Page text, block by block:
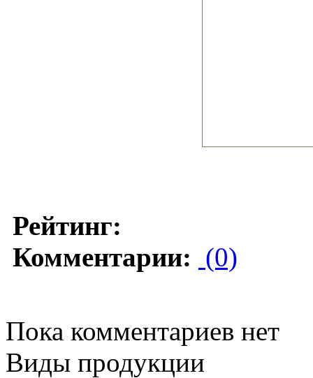
Рейтинг:
Комментарии: (0)
Пока комментариев нет
Виды продукции